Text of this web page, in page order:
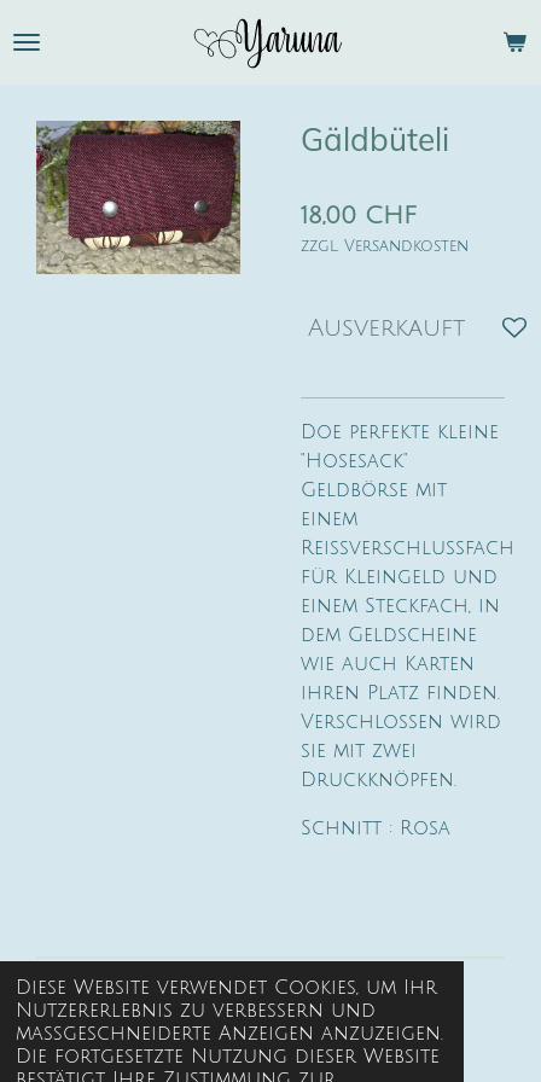
Diese Website verwendet Cookies, um Ihr
Nutzererlebnis zu verbessern und
maßgeschneiderte Anzeigen anzuzeigen.
Die fortgesetzte Nutzung dieser Website
Hauptinhalt
Gäldbüteli
18,00 CHF
zzgl. Versandkosten
Ausverkauft
Doe perfekte kleine
"Hosesack"
Geldbörse mit
einem
Reissverschlussfach
für Kleingeld und
einem Steckfach, in
dem Geldscheine
wie auch Karten
ihren Platz finden.
Verschlossen wird
sie mit zwei
Druckknöpfen.
Schnitt : Rosa
Kontakt
Versand